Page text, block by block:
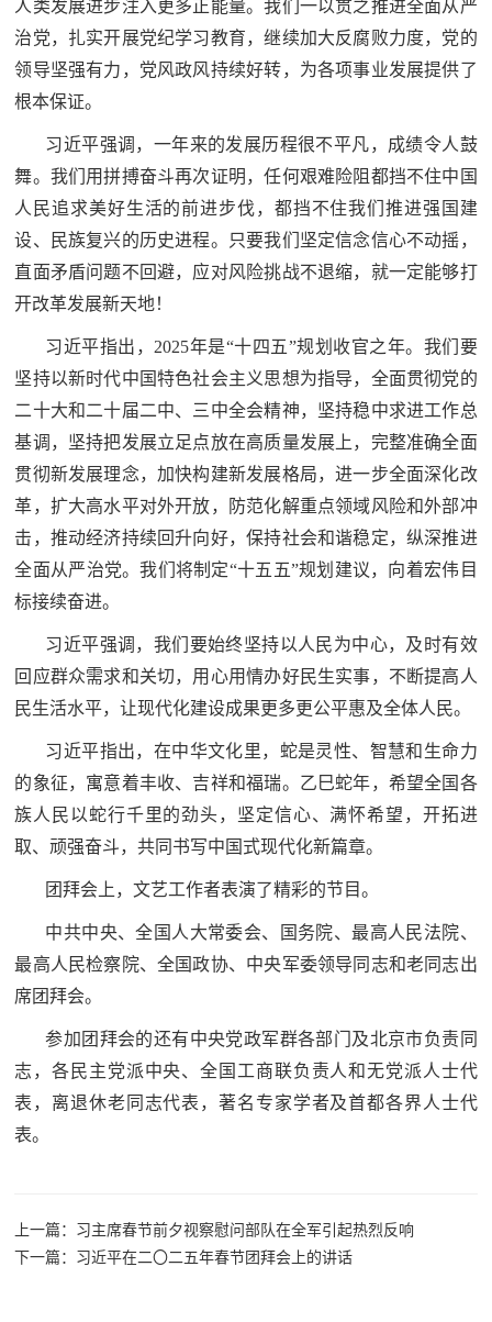
人类发展进步注入更多正能量。我们一以贯之推进全面从严
治党，扎实开展党纪学习教育，继续加大反腐败力度，党的
领导坚强有力，党风政风持续好转，为各项事业发展提供了
根本保证。
习近平强调，一年来的发展历程很不平凡，成绩令人鼓
舞。我们用拼搏奋斗再次证明，任何艰难险阻都挡不住中国
人民追求美好生活的前进步伐，都挡不住我们推进强国建
设、民族复兴的历史进程。只要我们坚定信念信心不动摇，
直面矛盾问题不回避，应对风险挑战不退缩，就一定能够打
开改革发展新天地！
习近平指出，2025年是“十四五”规划收官之年。我们要
坚持以新时代中国特色社会主义思想为指导，全面贯彻党的
二十大和二十届二中、三中全会精神，坚持稳中求进工作总
基调，坚持把发展立足点放在高质量发展上，完整准确全面
贯彻新发展理念，加快构建新发展格局，进一步全面深化改
革，扩大高水平对外开放，防范化解重点领域风险和外部冲
击，推动经济持续回升向好，保持社会和谐稳定，纵深推进
全面从严治党。我们将制定“十五五”规划建议，向着宏伟目
标接续奋进。
习近平强调，我们要始终坚持以人民为中心，及时有效
回应群众需求和关切，用心用情办好民生实事，不断提高人
民生活水平，让现代化建设成果更多更公平惠及全体人民。
习近平指出，在中华文化里，蛇是灵性、智慧和生命力
的象征，寓意着丰收、吉祥和福瑞。乙巳蛇年，希望全国各
族人民以蛇行千里的劲头，坚定信心、满怀希望，开拓进
取、顽强奋斗，共同书写中国式现代化新篇章。
团拜会上，文艺工作者表演了精彩的节目。
中共中央、全国人大常委会、国务院、最高人民法院、
最高人民检察院、全国政协、中央军委领导同志和老同志出
席团拜会。
参加团拜会的还有中央党政军群各部门及北京市负责同
志，各民主党派中央、全国工商联负责人和无党派人士代
表，离退休老同志代表，著名专家学者及首都各界人士代
表。
上一篇：习主席春节前夕视察慰问部队在全军引起热烈反响
下一篇：习近平在二〇二五年春节团拜会上的讲话